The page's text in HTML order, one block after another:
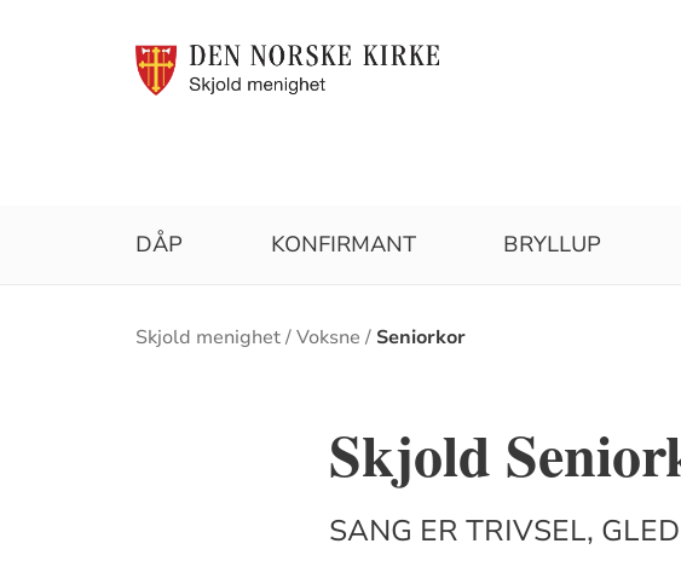
DÅP KONFIRMANT BRYLLUP
Brødsmulesti
Skjold menighet Voksne Seniorkor
Skjold
SANG ER TRIVSEL,